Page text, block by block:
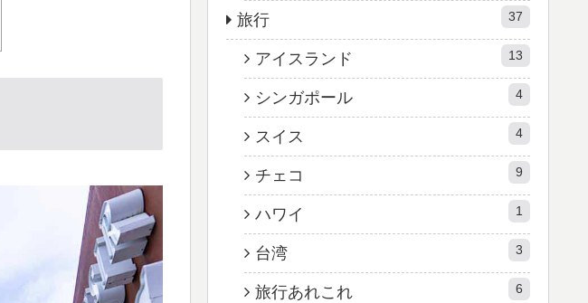
旅行 37
アイスランド 13
シンガポール 4
スイス 4
チェコ 9
ハワイ 1
台湾 3
旅行あれこれ 6